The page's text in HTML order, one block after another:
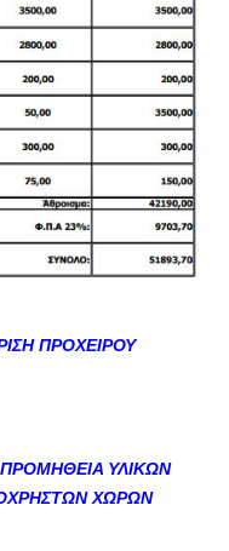
ΠΡΟΧΕΙΡΟΥ
ΠΡΟΜΗΘΕΙΑ ΥΛΙΚΩΝ
ΧΩΡΩΝ